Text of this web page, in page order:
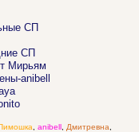
СП
СП
Мирьям
anibell
anibell, Дмитревна